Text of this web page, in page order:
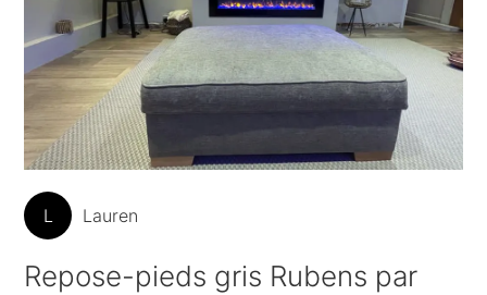
L Lauren
Repose-pieds gris Rubens par